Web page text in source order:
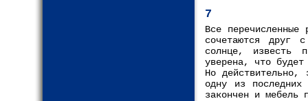
7
Все
сочетаются друг
солнце, известь
уверена, что
Но
одну из
закончен и